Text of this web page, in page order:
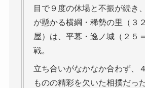
目で９度の休場と不振が続き
が懸かる横綱・稀勢の里（３
屋）は、平幕・逸ノ城（２５
戦。
立ち合いがなかなか合わず、
ものの精彩を欠いた相撲だっ